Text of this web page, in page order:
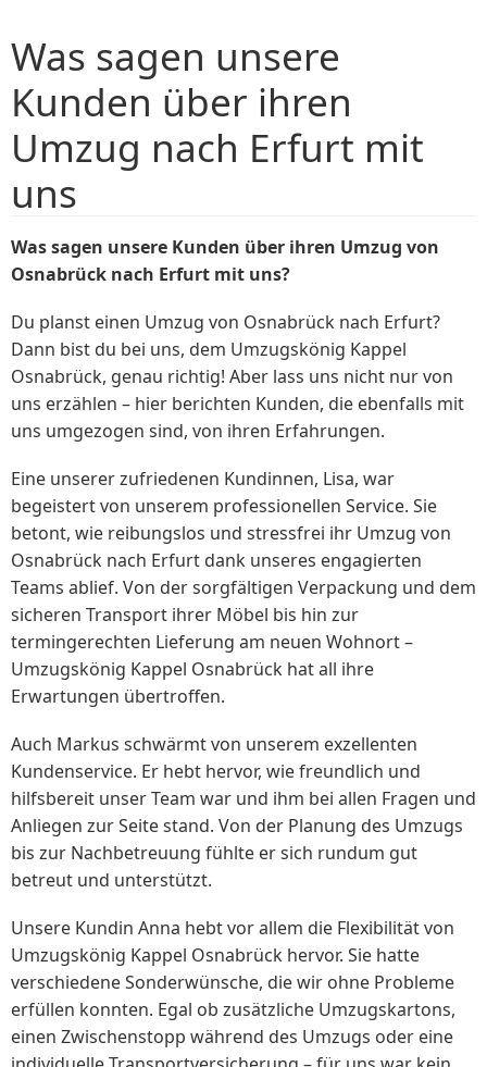
Was sagen unsere
Kunden über ihren
Umzug nach Erfurt mit
uns
Was sagen unsere Kunden über ihren Umzug von
Osnabrück nach Erfurt mit uns?
Du planst einen Umzug von Osnabrück nach Erfurt?
Dann bist du bei uns, dem Umzugskönig Kappel
Osnabrück, genau richtig! Aber lass uns nicht nur von
uns erzählen – hier berichten Kunden, die ebenfalls mit
uns umgezogen sind, von ihren Erfahrungen.
Eine unserer zufriedenen Kundinnen, Lisa, war
begeistert von unserem professionellen Service. Sie
betont, wie reibungslos und stressfrei ihr Umzug von
Osnabrück nach Erfurt dank unseres engagierten
Teams ablief. Von der sorgfältigen Verpackung und dem
sicheren Transport ihrer Möbel bis hin zur
termingerechten Lieferung am neuen Wohnort –
Umzugskönig Kappel Osnabrück hat all ihre
Erwartungen übertroffen.
Auch Markus schwärmt von unserem exzellenten
Kundenservice. Er hebt hervor, wie freundlich und
hilfsbereit unser Team war und ihm bei allen Fragen und
Anliegen zur Seite stand. Von der Planung des Umzugs
bis zur Nachbetreuung fühlte er sich rundum gut
betreut und unterstützt.
Unsere Kundin Anna hebt vor allem die Flexibilität von
Umzugskönig Kappel Osnabrück hervor. Sie hatte
verschiedene Sonderwünsche, die wir ohne Probleme
erfüllen konnten. Egal ob zusätzliche Umzugskartons,
einen Zwischenstopp während des Umzugs oder eine